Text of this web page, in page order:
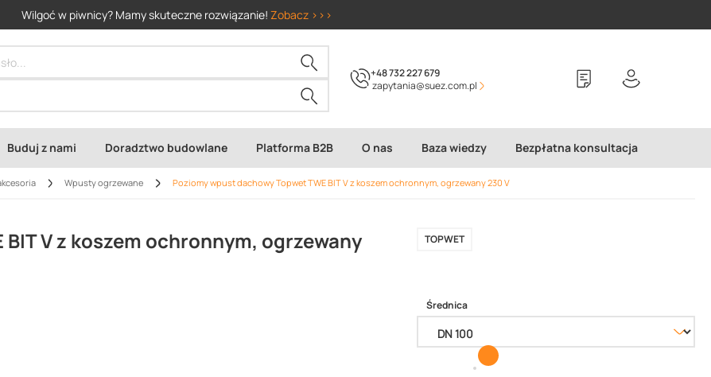
Wilgoć w piwnicy? Mamy skuteczne rozwiązanie! Zobacz >>>
+48 732 227 679
zapytania@suez.com.pl
Buduj z nami Doradztwo budowlane Platforma B2B O nas Baza wiedzy Bezpłatna konsultacja
Wpusty ogrzewane Poziomy wpust dachowy Topwet TWE BIT V z koszem ochronnym, ogrzewany 230 V
V z koszem ochronnym, ogrzewany
TOPWET
Średnica